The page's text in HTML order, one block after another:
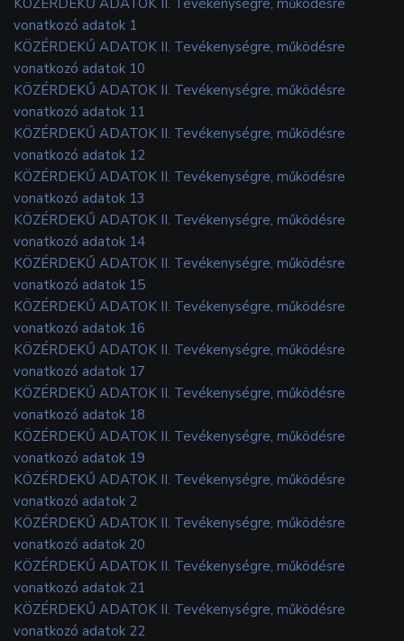
vonatkozó adatok 1
KÖZÉRDEKŰ ADATOK II. Tevékenységre, működésre
vonatkozó adatok 10
KÖZÉRDEKŰ ADATOK II. Tevékenységre, működésre
vonatkozó adatok 11
KÖZÉRDEKŰ ADATOK II. Tevékenységre, működésre
vonatkozó adatok 12
KÖZÉRDEKŰ ADATOK II. Tevékenységre, működésre
vonatkozó adatok 13
KÖZÉRDEKŰ ADATOK II. Tevékenységre, működésre
vonatkozó adatok 14
KÖZÉRDEKŰ ADATOK II. Tevékenységre, működésre
vonatkozó adatok 15
KÖZÉRDEKŰ ADATOK II. Tevékenységre, működésre
vonatkozó adatok 16
KÖZÉRDEKŰ ADATOK II. Tevékenységre, működésre
vonatkozó adatok 17
KÖZÉRDEKŰ ADATOK II. Tevékenységre, működésre
vonatkozó adatok 18
KÖZÉRDEKŰ ADATOK II. Tevékenységre, működésre
vonatkozó adatok 19
KÖZÉRDEKŰ ADATOK II. Tevékenységre, működésre
vonatkozó adatok 2
KÖZÉRDEKŰ ADATOK II. Tevékenységre, működésre
vonatkozó adatok 20
KÖZÉRDEKŰ ADATOK II. Tevékenységre, működésre
vonatkozó adatok 21
KÖZÉRDEKŰ ADATOK II. Tevékenységre, működésre
vonatkozó adatok 22